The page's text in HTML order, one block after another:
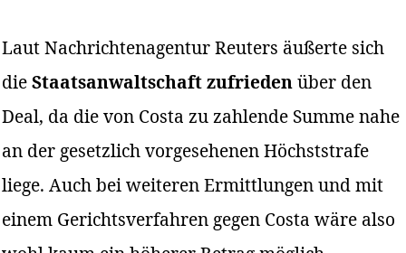
Laut Nachrichtenagentur Reuters äußerte sich
dieStaatsanwaltschaft zufriedenüber den
Deal, da die von Costa zu zahlende Summe nahe
an der gesetzlich vorgesehenen Höchststrafe
liege. Auch bei weiteren Ermittlungen und mit
einem Gerichtsverfahren gegen Costa wäre also